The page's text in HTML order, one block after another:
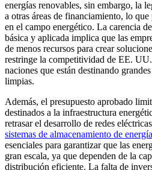
energías renovables, sin embargo, la
a otras áreas de financiamiento, lo
en el campo energético. La carencia
básica y aplicada implica que las
de menos recursos para crear
restringe la competitividad de EE.
naciones que están destinando
limpias.
Además, el presupuesto aprobado
destinados a la infraestructura
retrasar el desarrollo de redes
sistemas de almacenamiento de energía
esenciales para garantizar que las
gran escala, ya que dependen de la
distribución eficiente. La falta de